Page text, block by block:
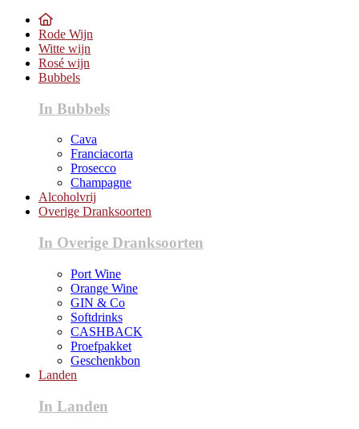
Rode Wijn
Witte wijn
Rosé wijn
Bubbels
In Bubbels
Cava
Franciacorta
Prosecco
Champagne
Alcoholvrij
Overige Dranksoorten
In Overige Dranksoorten
Port Wine
Orange Wine
GIN & Co
Softdrinks
CASHBACK
Proefpakket
Geschenkbon
Landen
In Landen